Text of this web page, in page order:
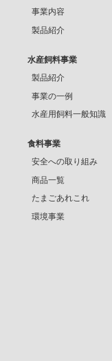
事業内容
製品紹介
水産飼料事業
製品紹介
事業の一例
水産用飼料一般知識
食料事業
安全への取り組み
商品一覧
たまごあれこれ
環境事業